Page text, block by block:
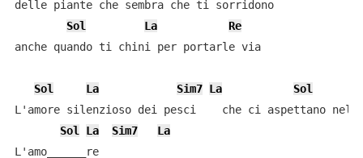
delle piante che sembra che ti sorridono
Sol
La
Re
anche quando ti chini per portarle via
Sol La Sim7 La
Sol
L'amore silenzioso dei pesci    che ci aspettano nel
Sol
La Sim7
La
L'amo______re